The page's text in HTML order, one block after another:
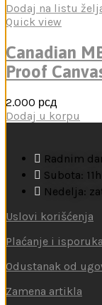
Dodaj na listu
Quick view
Canadian
Proof
2.000 рсд
Dodaj u korpu
Radnim
Subota:
Nedelja:
Uslovi korišćenja
Plaćanje i isporuka
Odustanak od
Zamena artikla